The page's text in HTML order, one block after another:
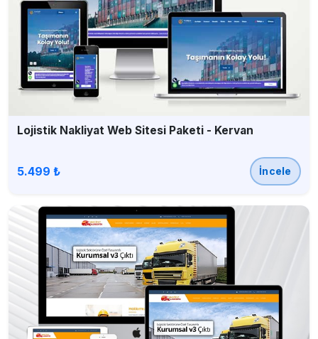
Lojistik Nakliyat Web Sitesi Paketi - Kervan
5.499 ₺ İncele